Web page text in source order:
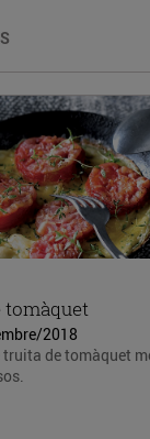
tomàquet
2018
truita de tomàquet